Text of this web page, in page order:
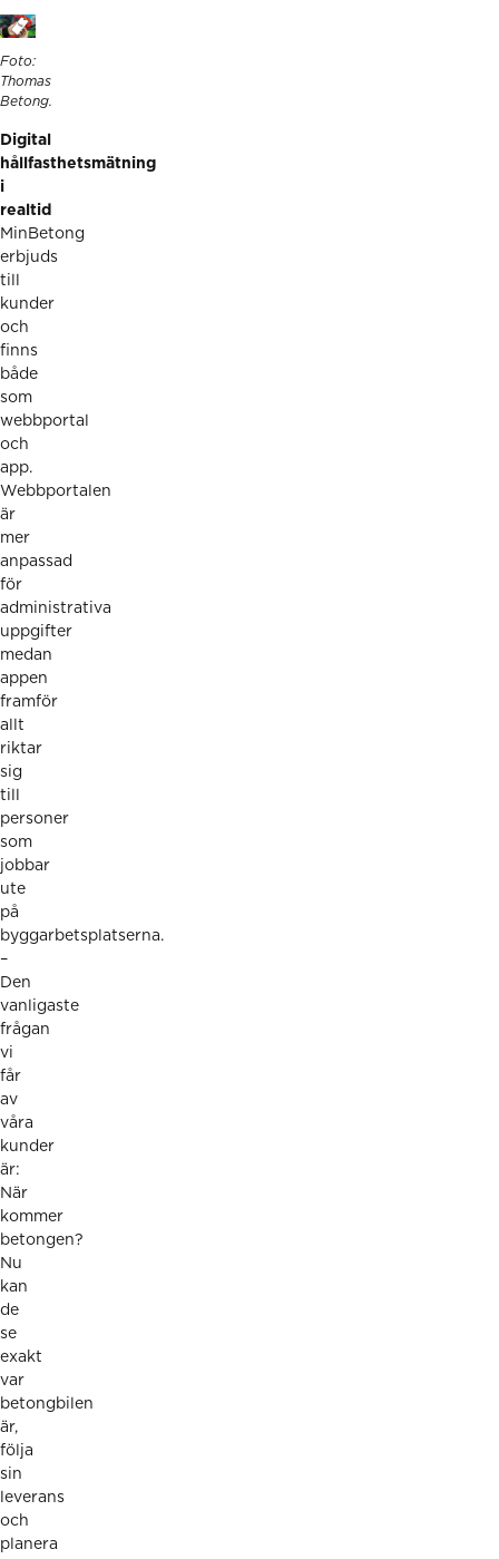
Foto:
Thomas
Betong.
Digital
hållfasthetsmätning
i
realtid
MinBetong
erbjuds
till
kunder
och
finns
både
som
webbportal
och
app.
Webbportalen
är
mer
anpassad
för
administrativa
uppgifter
medan
appen
framför
allt
riktar
sig
till
personer
som
jobbar
ute
på
byggarbetsplatserna.
–
Den
vanligaste
frågan
vi
får
av
våra
kunder
är:
När
kommer
betongen?
Nu
kan
de
se
exakt
var
betongbilen
är,
följa
sin
leverans
och
planera